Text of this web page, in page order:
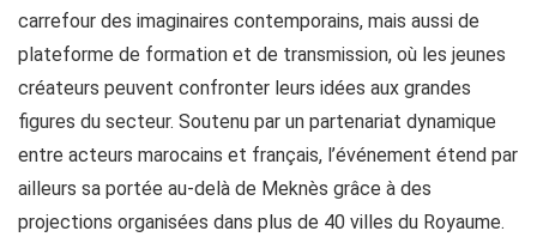
carrefour des imaginaires contemporains, mais aussi de
plateforme de formation et de transmission, où les jeunes
créateurs peuvent confronter leurs idées aux grandes
figures du secteur. Soutenu par un partenariat dynamique
entre acteurs marocains et français, l’événement étend par
ailleurs sa portée au-delà de Meknès grâce à des
projections organisées dans plus de 40 villes du Royaume.